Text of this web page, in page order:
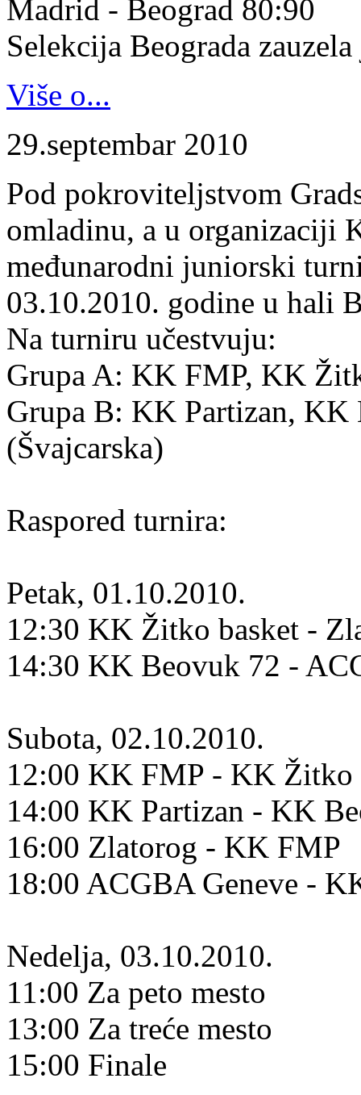
Madrid - Beograd 80:90
Selekcija Beograda
Više o...
29.septembar 2010
Pod pokroviteljstvom
omladinu, a u organizaciji
međunarodni juniorski
03.10.2010. godine u hali
Na turniru učestvuju:
Grupa A: KK FMP, KK
Grupa B: KK Partizan, KK
(Švajcarska)
Raspored turnira:
Petak, 01.10.2010.
12:30 KK Žitko basket -
14:30 KK Beovuk 72 -
Subota, 02.10.2010.
12:00 KK FMP - KK Žitko
14:00 KK Partizan - KK
16:00 Zlatorog - KK FMP
18:00 ACGBA Geneve -
Nedelja, 03.10.2010.
11:00 Za peto mesto
13:00 Za treće mesto
15:00 Finale